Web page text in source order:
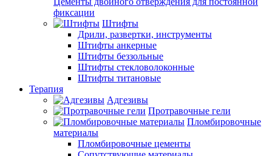
фиксации
Штифты
Дрили, развертки, инструменты
Штифты анкерные
Штифты беззольные
Штифты стекловолоконные
Штифты титановые
Терапия
Адгезивы
Протравочные гели
Пломбировочные
материалы
Пломбировочные цементы